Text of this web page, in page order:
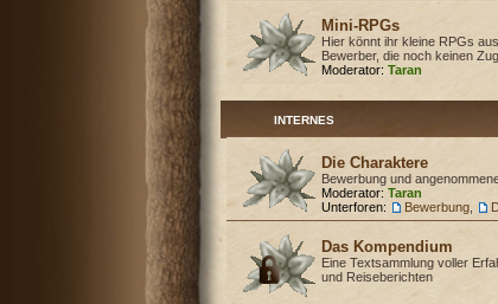
Mini-RPGs
Hier könnt ihr kleine RPGs
Bewerber, die noch keinen
Moderator: Taran
INTERNES
Die Charaktere
Bewerbung und
Moderator: Taran
Unterforen:
Bewerbung
Das Kompendium
Eine Textsammlung voller
und Reiseberichten